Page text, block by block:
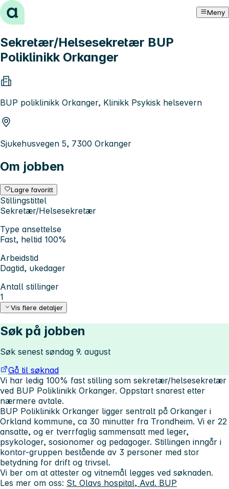
Hopp til innhold Meny
Sekretær/Helsesekretær BUP
Poliklinikk Orkanger
BUP poliklinikk Orkanger, Klinikk Psykisk helsevern
Sjukehusvegen 5, 7300 Orkanger
Om jobben
Lagre favoritt
Stillingstittel
Sekretær/Helsesekretær
Type ansettelse
Fast, heltid 100%
Arbeidstid
Dagtid, ukedager
Antall stillinger
1
Vis flere detaljer
Søk på jobben
Søk senest søndag 9. august
Gå til søknad
Vi har ledig 100% fast stilling som sekretær/helsesekretær
ved BUP Poliklinikk Orkanger. Oppstart snarest etter
nærmere avtale.
BUP Poliklinikk Orkanger ligger sentralt på Orkanger i
Orkland kommune, ca 30 minutter fra Trondheim. Vi er 22
ansatte, og er tverrfaglig sammensatt med leger,
psykologer, sosionomer og pedagoger. Stillingen inngår i
kontor-gruppen bestående av 3 personer med stor
betydning for drift og trivsel.
Vi ber om at attester og vitnemål legges ved søknaden.
Les mer om oss: St. Olavs hospital, Avd. BUP